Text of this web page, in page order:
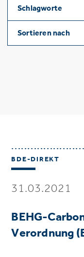
Schlagworte
Sortieren nach
BDE-DIREKT
31.03.2021
BEHG-
Verordnung